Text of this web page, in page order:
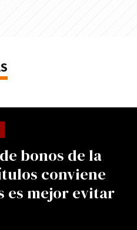
bonos de la
conviene
es mejor evitar